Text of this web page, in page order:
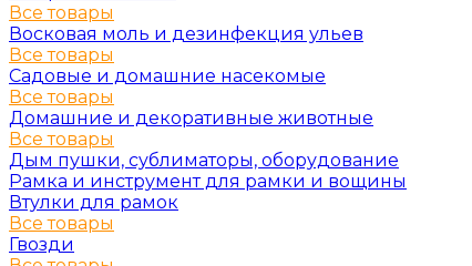
Все товары
Восковая моль и дезинфекция ульев
Все товары
Садовые и домашние насекомые
Все товары
Домашние и декоративные животные
Все товары
Дым пушки, сублиматоры, оборудование
Рамка и инструмент для рамки и вощины
Втулки для рамок
Все товары
Гвозди